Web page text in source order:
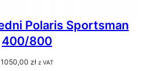
Polaris Sportsman
400/800
1050,00 zł z VAT